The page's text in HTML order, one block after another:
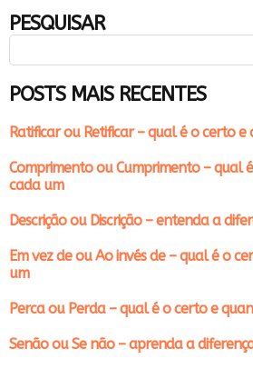
PESQUISAR
POSTS MAIS RECENTES
Ratificar ou Retificar – qual é o certo e
Comprimento ou Cumprimento – qual
cada um
Descrição ou Discrição – entenda a
Em vez de ou Ao invés de – qual é o
um
Perca ou Perda – qual é o certo e
Senão ou Se não – aprenda a